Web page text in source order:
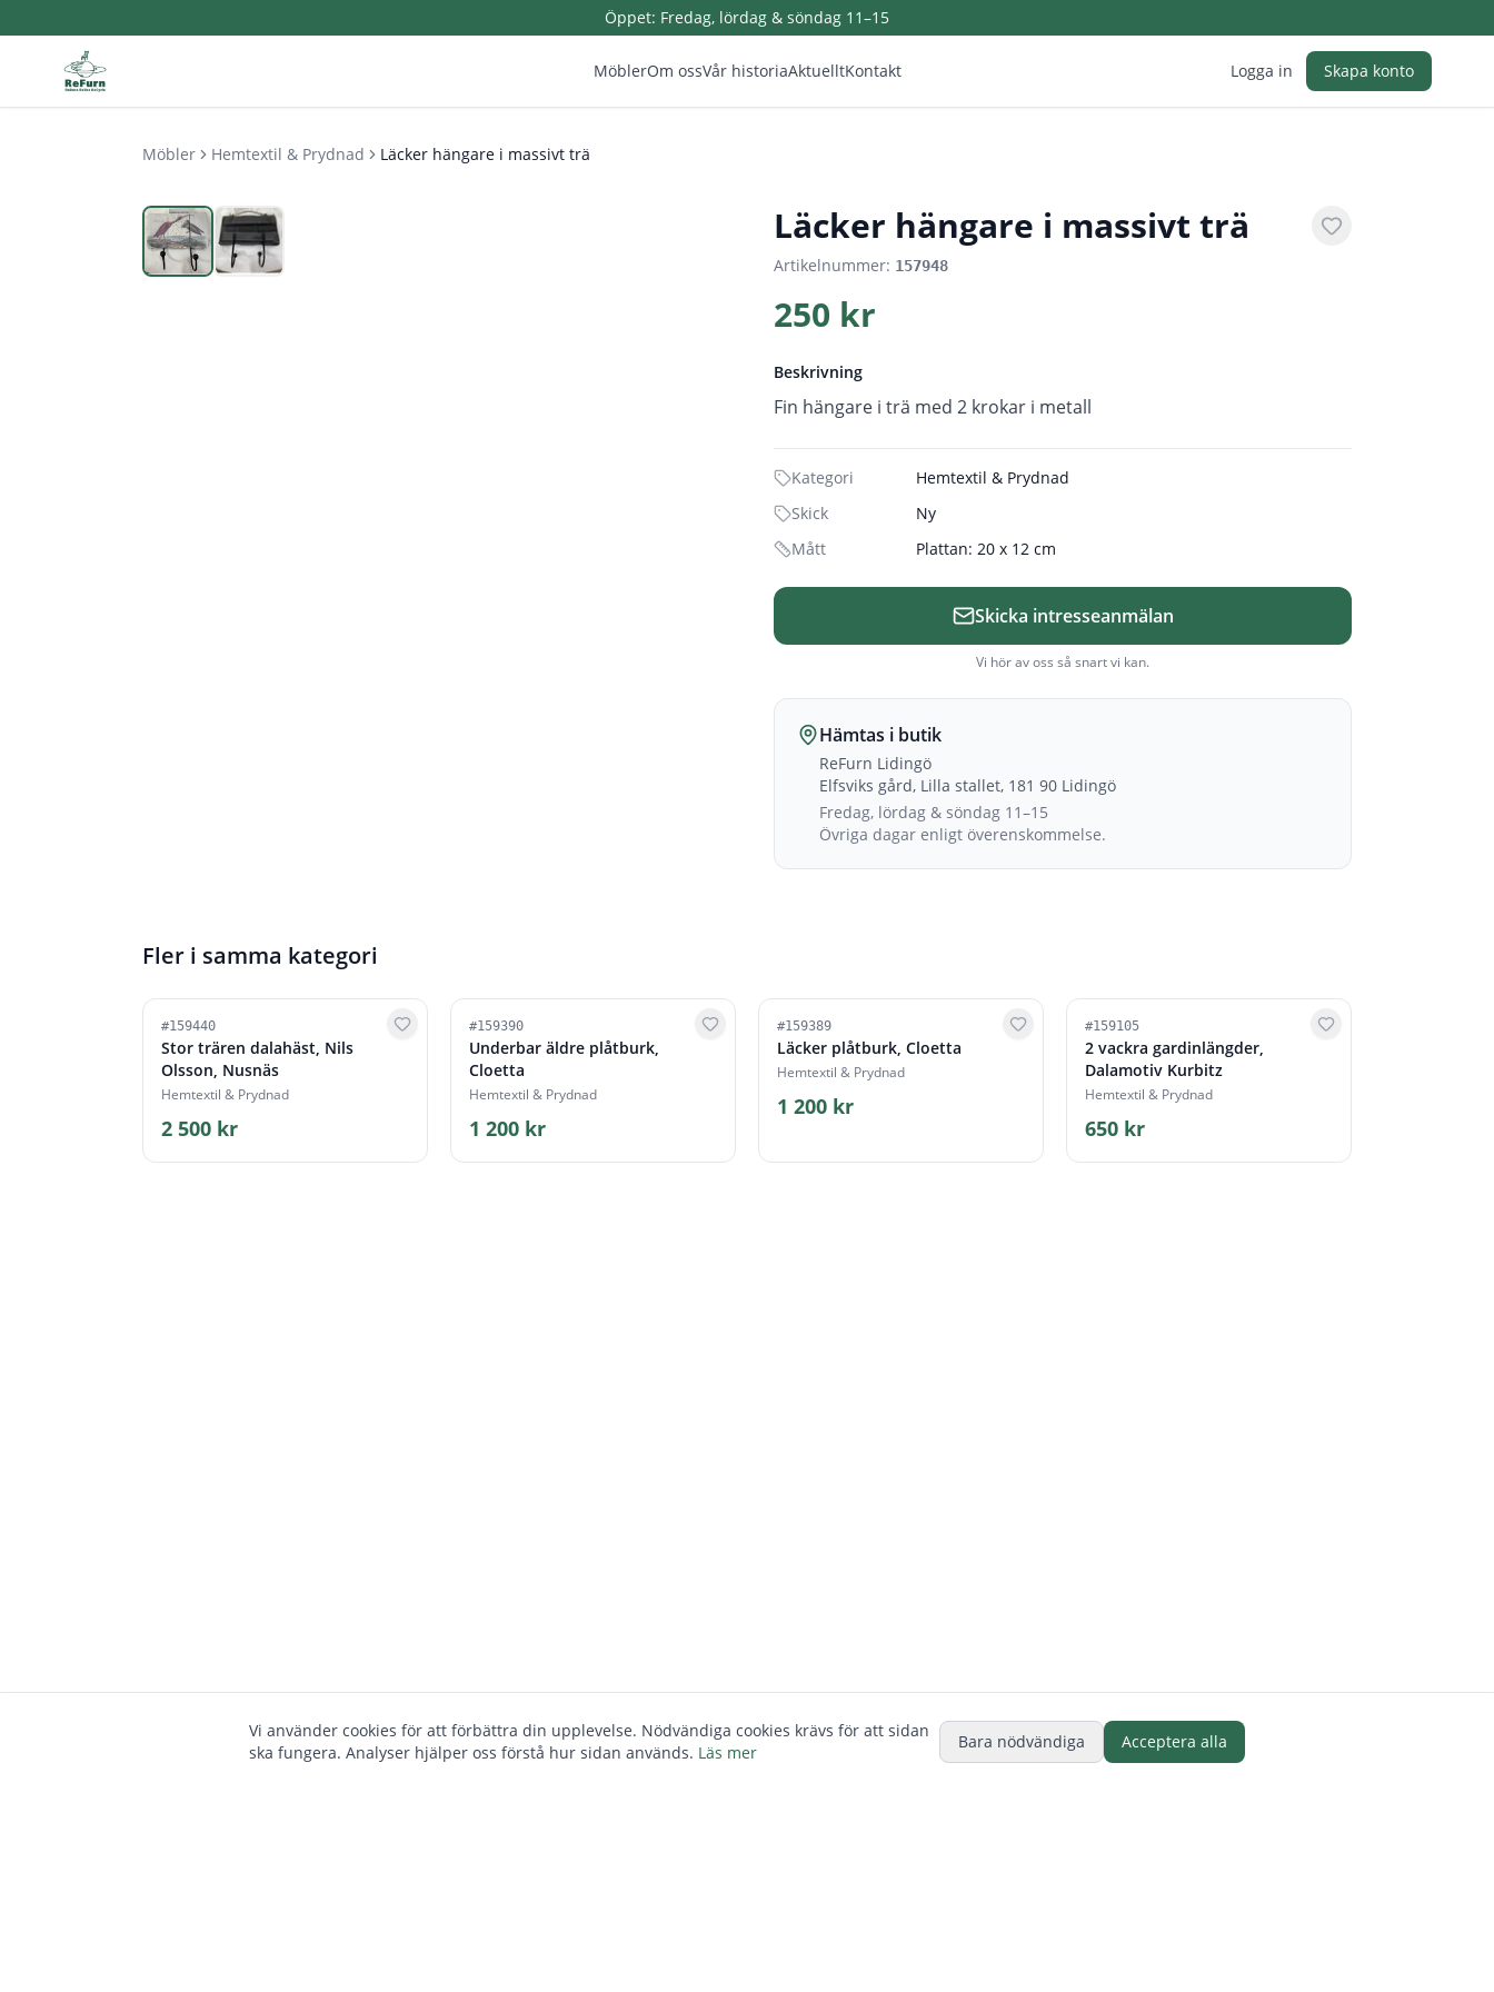
Öppet: Fredag, lördag & söndag 11–15
MöblerOm ossVår historiaAktuelltKontakt Logga in Skapa konto
Möbler Hemtextil & Prydnad Läcker hängare i massivt trä
Läcker hängare i massivt trä
Artikelnummer: 157948
250 kr
Beskrivning
Fin hängare i trä med 2 krokar i metall
Kategori
Hemtextil & Prydnad
Skick
Ny
Mått
Plattan: 20 x 12 cm
Skicka intresseanmälan
Vi hör av oss så snart vi kan.
Hämtas i butik
ReFurn Lidingö
Elfsviks gård, Lilla stallet, 181 90 Lidingö
Fredag, lördag & söndag 11–15
Övriga dagar enligt överenskommelse.
Fler i samma kategori
#159440
Stor trären dalahäst, Nils
Olsson, Nusnäs
Hemtextil & Prydnad
2 500 kr
#159390
Underbar äldre plåtburk,
Cloetta
Hemtextil & Prydnad
1 200 kr
#159389
Läcker plåtburk, Cloetta
Hemtextil & Prydnad
1 200 kr
#159105
2 vackra gardinlängder,
Dalamotiv Kurbitz
Hemtextil & Prydnad
650 kr
Vi använder cookies för att förbättra din upplevelse. Nödvändiga cookies krävs för att sidan
ska fungera. Analyser hjälper oss förstå hur sidan används. Läs mer
Bara nödvändiga Acceptera alla